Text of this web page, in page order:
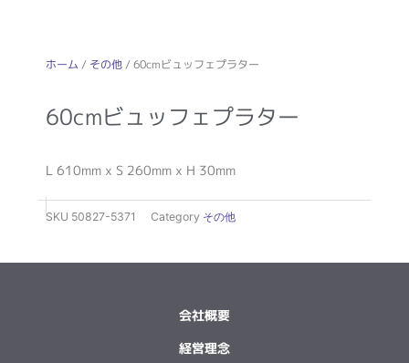
ホーム / その他/ 60cmビュッフェプラター
60cmビュッフェプラター
L 610mm x S 260mm x H 30mm
SKU 50827-5371 Category その他
会社概要
経営理念